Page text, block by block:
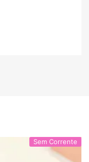
Sem Corrente